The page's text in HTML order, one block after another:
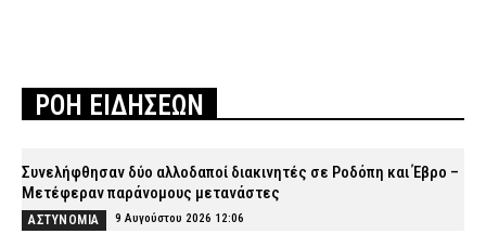
ΡΟΗ ΕΙΔΗΣΕΩΝ
Συνελήφθησαν δύο αλλοδαποί διακινητές σε Ροδόπη και Έβρο –
Μετέφεραν παράνομους μετανάστες
ΑΣΤΥΝΟΜΙΑ 9 Αυγούστου 2026 12:06